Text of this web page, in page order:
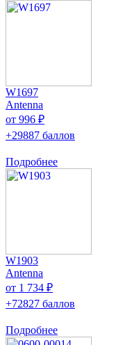
W1697
Antenna
от 996 ₽
+29887 баллов
Подробнее
W1903
Antenna
от 1 734 ₽
+72827 баллов
Подробнее